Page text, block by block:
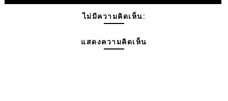
ไม่มีความคิดเห็น:
แสดงความคิดเห็น